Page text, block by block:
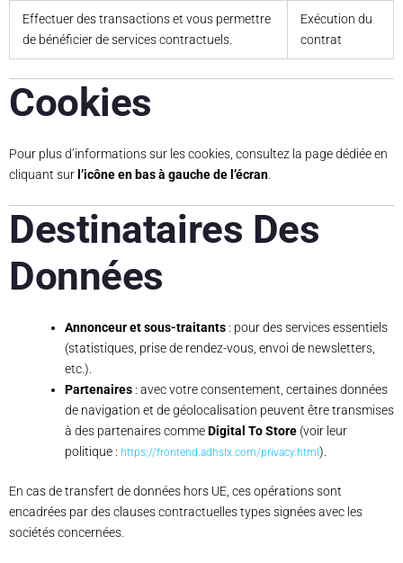
Effectuer des transactions et vous permettre
de bénéficier de services contractuels.
Exécution du
contrat
Cookies
Pour plus d’informations sur les cookies, consultez la page dédiée en
cliquant surl’icône en bas à gauche de l’écran
Destinataires Des
Données
Annonceur et sous-traitants : pour des services essentiels
(statistiques, prise de rendez-vous, envoi de newsletters,
etc.).
Partenaires : avec votre consentement, certaines données
de navigation et de géolocalisation peuvent être transmises
à des partenaires commeDigital To Store (voir leur
politique : https://frontend.adhslx.com/privacy.html).
En cas de transfert de données hors UE, ces opérations sont
encadrées par des clauses contractuelles types signées avec les
sociétés concernées.